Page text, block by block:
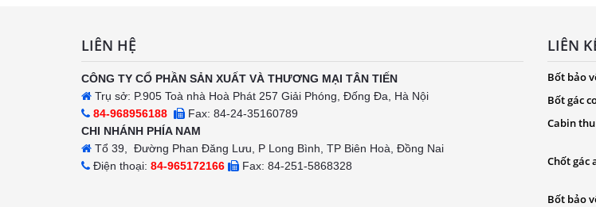
LIÊN HỆ
CÔNG TY CỔ PHẦN SẢN XUẤT VÀ THƯƠNG MẠI TÂN TIẾN
Trụ sở: P.905 Toà nhà Hoà Phát 257 Giải Phóng, Đống Đa, Hà Nội
84-968956188
Fax: 84-24-35160789
CHI NHÁNH PHÍA NAM
Tổ 39, Đường Phan Đăng Lưu, P Long Bình, TP Biên Hoà, Đồng Nai
Điện thoại: 84-965172166 Fax: 84-251-5868328
LIÊN
Bốt bảo
Bốt gác
Cabin
Chốt gác
Bốt bảo